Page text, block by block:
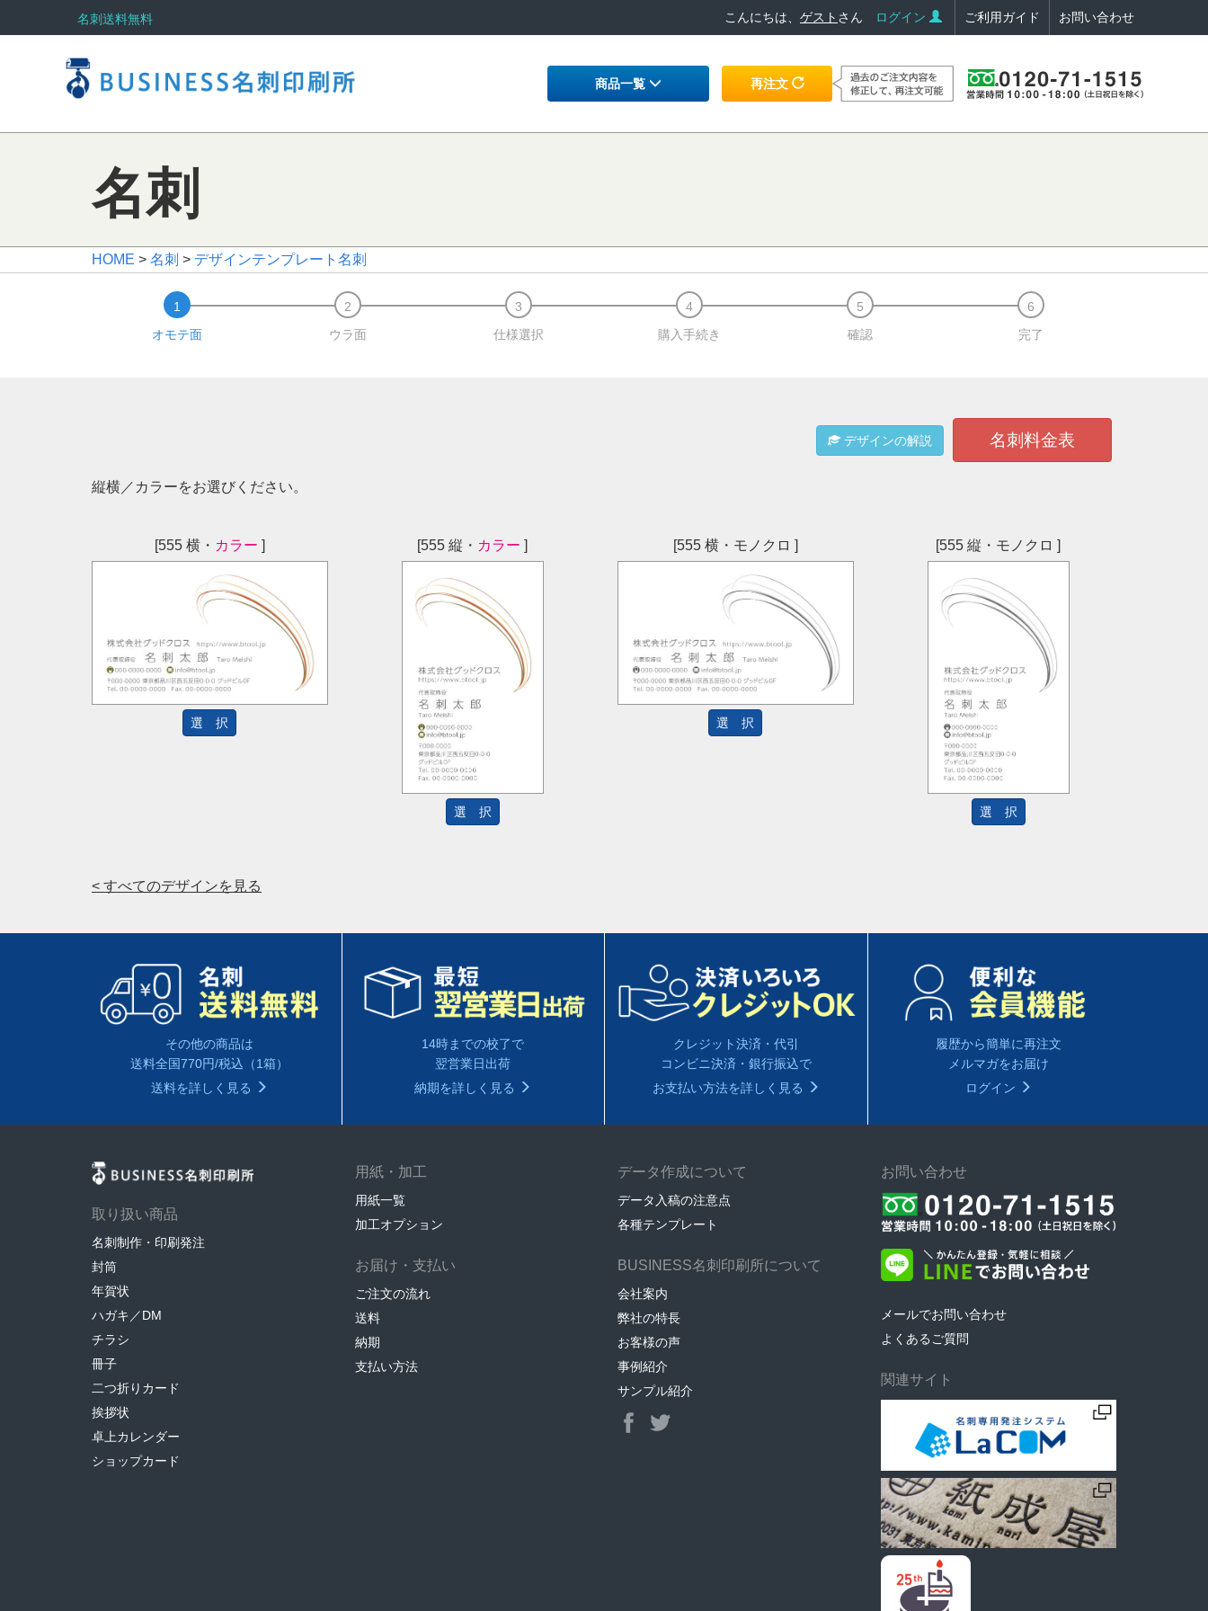
名刺送料無料 こんにちは、 ゲスト さん ログイン ご利用ガイド お問い合わせ
商品一覧 再注文
名刺
HOME > 名刺 > デザインテンプレート名刺
オモテ面 ウラ面 仕様選択 購入手続き 確認 完了
デザインの解説 名刺料金表
縦横／カラーをお選びください。
[555 横・ カラー ]
選 択
[555 縦・ カラー ]
選 択
[555 横・モノクロ ]
選 択
[555 縦・モノクロ ]
選 択
< すべてのデザインを見る
その他の商品は
送料全国770円/税込（1箱）
送料を詳しく見る
14時までの校了で
翌営業日出荷
納期を詳しく見る
クレジット決済・代引
コンビニ決済・銀行振込で
お支払い方法を詳しく見る
履歴から簡単に再注文
メルマガをお届け
ログイン
取り扱い商品
名刺制作・印刷発注
封筒
年賀状
ハガキ／DM
チラシ
冊子
二つ折りカード
挨拶状
卓上カレンダー
ショップカード
用紙・加工
用紙一覧
加工オプション
お届け・支払い
ご注文の流れ
送料
納期
支払い方法
データ作成について
データ入稿の注意点
各種テンプレート
BUSINESS名刺印刷所について
会社案内
弊社の特長
お客様の声
事例紹介
サンプル紹介
お問い合わせ
メールでお問い合わせ
よくあるご質問
関連サイト